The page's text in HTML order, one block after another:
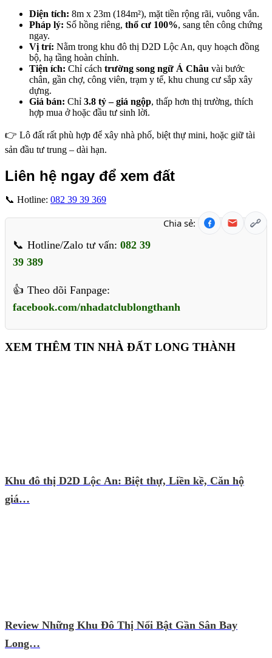
Diện tích: 8m x 23m (184m²), mặt tiền rộng rãi, vuông vắn.
Pháp lý: Sổ hồng riêng, thổ cư 100%, sang tên công chứng
ngay.
Vị trí: Nằm trong khu đô thị D2D Lộc An, quy hoạch đồng
bộ, hạ tầng hoàn chỉnh.
Tiện ích: Chỉ cách trường song ngữ Á Châu vài bước
chân, gần chợ, công viên, trạm y tế, khu chung cư sắp xây
dựng.
Giá bán: Chỉ 3.8 tỷ – giá ngộp, thấp hơn thị trường, thích
hợp mua ở hoặc đầu tư sinh lời.
👉 Lô đất rất phù hợp để xây nhà phố, biệt thự mini, hoặc giữ tài
sản đầu tư trung – dài hạn.
Liên hệ ngay để xem đất
📞 Hotline: 082 39 39 369
Chia sẻ:
Hotline/Zalo tư vấn: 082 39
39 389
Theo dõi Fanpage:
facebook.com/nhadatclublongthanh
XEM THÊM TIN NHÀ ĐẤT LONG THÀNH
Khu đô thị D2D Lộc An: Biệt thự, Liền kề, Căn hộ
giá…
Review Những Khu Đô Thị Nổi Bật Gần Sân Bay
Long…